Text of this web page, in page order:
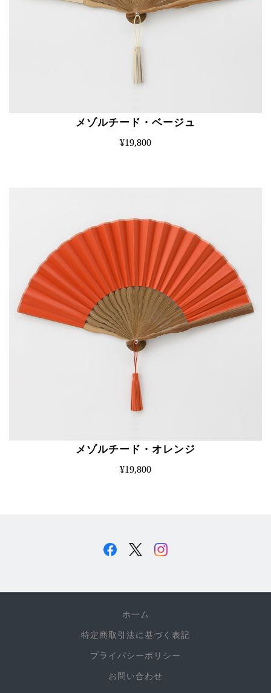
メゾルチード・ベージュ
¥19,800
メゾルチード・オレンジ
¥19,800
ホーム
特定商取引法に基づく表記
プライバシーポリシー
お問い合わせ